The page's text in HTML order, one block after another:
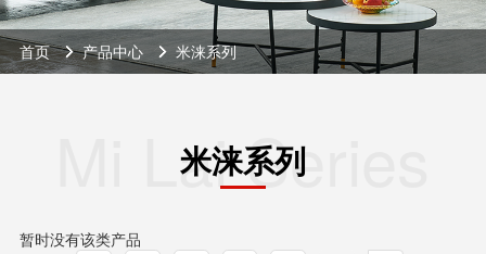
首页 产品中心 米涞系列
Mi Lai Series
米涞系列
暂时没有该类产品